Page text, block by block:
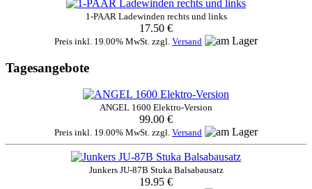
1-PAAR Ladewinden rechts und links
17.50 €
Preis inkl. 19.00% MwSt. zzgl. Versand
Tagesangebote
ANGEL 1600 Elektro-Version
99.00 €
Preis inkl. 19.00% MwSt. zzgl. Versand
Junkers JU-87B Stuka Balsabausatz
19.95 €